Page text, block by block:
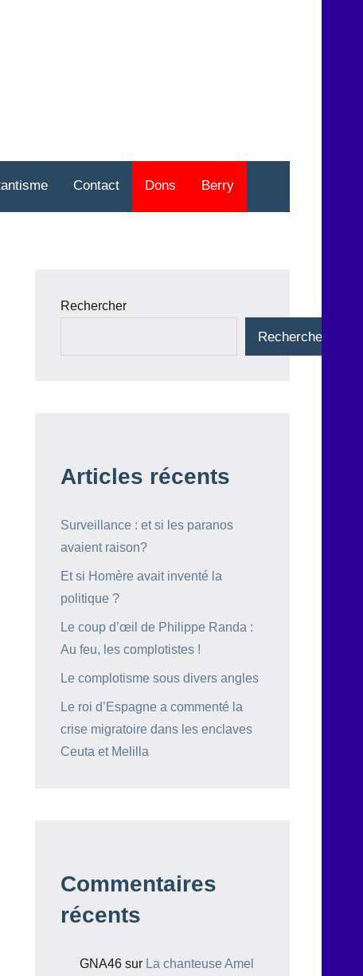
Contact Dons Berry
Rechercher
Rechercher
Articles récents
Surveillance : et si les paranos
avaient raison?
Et si Homère avait inventé la
politique ?
Le coup d’œil de Philippe Randa :
Au feu, les complotistes !
Le complotisme sous divers angles
Le roi d’Espagne a commenté la
crise migratoire dans les enclaves
Ceuta et Melilla
Commentaires
récents
GNA46 sur La chanteuse Amel